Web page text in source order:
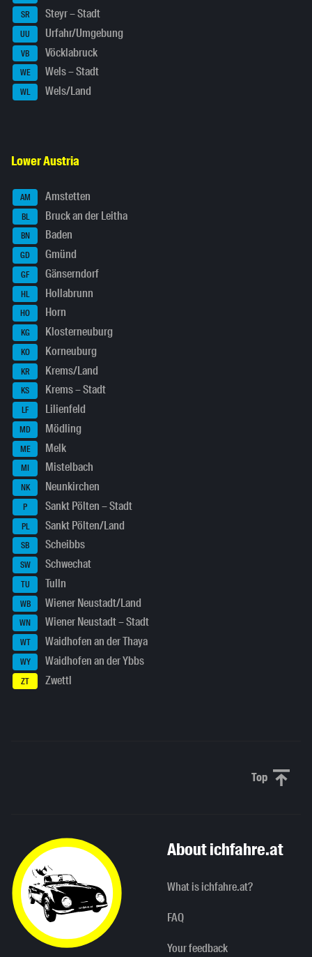
SR Steyr – Stadt
UU Urfahr/Umgebung
VB Vöcklabruck
WE Wels – Stadt
WL Wels/Land
Lower Austria
AM Amstetten
BL Bruck an der Leitha
BN Baden
GD Gmünd
GF Gänserndorf
HL Hollabrunn
HO Horn
KG Klosterneuburg
KO Korneuburg
KR Krems/Land
KS Krems – Stadt
LF Lilienfeld
MD Mödling
ME Melk
MI Mistelbach
NK Neunkirchen
P Sankt Pölten – Stadt
PL Sankt Pölten/Land
SB Scheibbs
SW Schwechat
TU Tulln
WB Wiener Neustadt/Land
WN Wiener Neustadt – Stadt
WT Waidhofen an der Thaya
WY Waidhofen an der Ybbs
ZT Zwettl
Top Scroll
About ichfahre.at
What is ichfahre.at?
FAQ
Your feedback